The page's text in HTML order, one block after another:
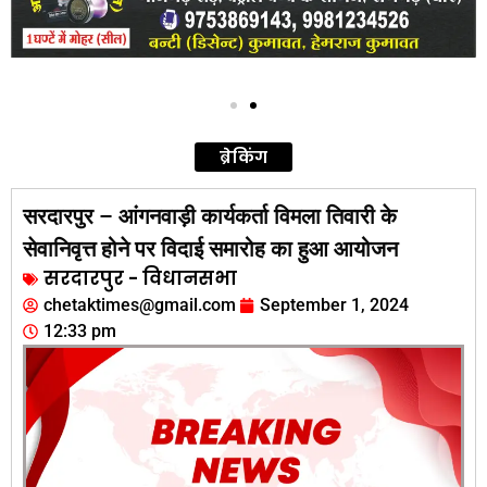
ब्रेकिंग
सरदारपुर – आंगनवाड़ी कार्यकर्ता विमला तिवारी के
सेवानिवृत्त होने पर विदाई समारोह का हुआ आयोजन
सरदारपुर - विधानसभा
chetaktimes@gmail.com
September 1, 2024
12:33 pm